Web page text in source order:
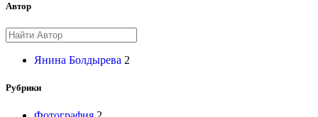
Автор
Янина Болдырева 2
Рубрики